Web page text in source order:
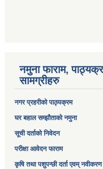
नमुना फाराम,
सामग्रीहरु
नगर प्रहरीको पाठ्यक्रम
घर बहाल सम्झौताको नमुना
सूची दर्ताको निवेदन
परीक्षा आवेदन फाराम
कृषि तथा पशुपन्छी दर्ता एवम्